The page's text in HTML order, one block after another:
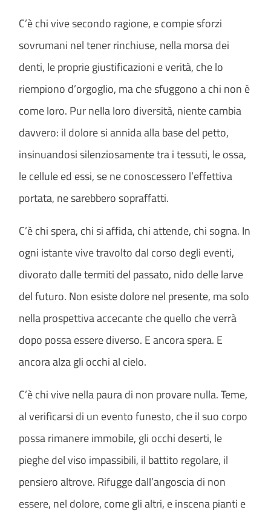
C’è chi vive secondo ragione, e compie sforzi
sovrumani nel tener rinchiuse, nella morsa dei
denti, le proprie giustificazioni e verità, che lo
riempiono d’orgoglio, ma che sfuggono a chi non è
come loro. Pur nella loro diversità, niente cambia
davvero: il dolore si annida alla base del petto,
insinuandosi silenziosamente tra i tessuti, le ossa,
le cellule ed essi, se ne conoscessero l’effettiva
portata, ne sarebbero sopraffatti.
C’è chi spera, chi si affida, chi attende, chi sogna. In
ogni istante vive travolto dal corso degli eventi,
divorato dalle termiti del passato, nido delle larve
del futuro. Non esiste dolore nel presente, ma solo
nella prospettiva accecante che quello che verrà
dopo possa essere diverso. E ancora spera. E
ancora alza gli occhi al cielo.
C’è chi vive nella paura di non provare nulla. Teme,
al verificarsi di un evento funesto, che il suo corpo
possa rimanere immobile, gli occhi deserti, le
pieghe del viso impassibili, il battito regolare, il
pensiero altrove. Rifugge dall’angoscia di non
essere, nel dolore, come gli altri, e inscena pianti e